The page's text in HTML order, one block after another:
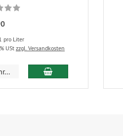
pro Liter
UStzzgl. Versandkosten
In den Warenkorb